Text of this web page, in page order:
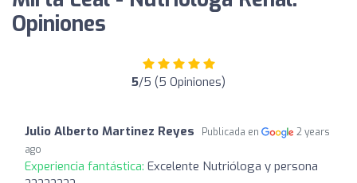
Opiniones
5/5 (5 Opiniones)
Julio Alberto Martinez Reyes Publicada en
2 years
ago
Experiencia fantástica: Excelente Nutrióloga y persona